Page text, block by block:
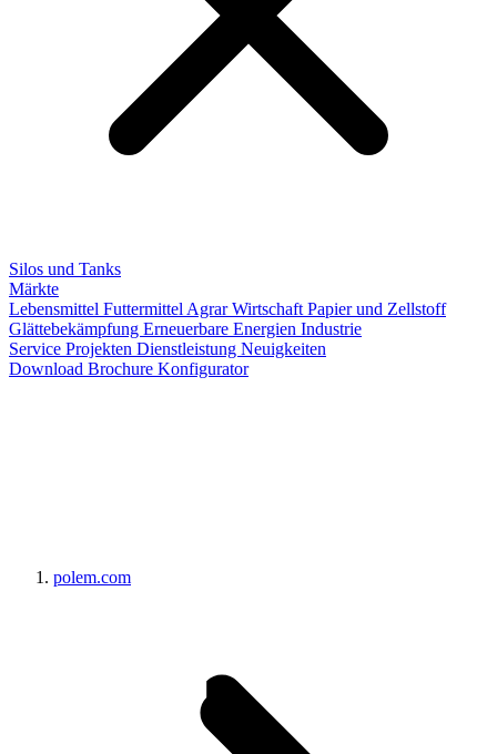
Silos und Tanks
Märkte
Lebensmittel Futtermittel Agrar Wirtschaft Papier und Zellstoff
Glättebekämpfung Erneuerbare Energien Industrie
Service Projekten Dienstleistung Neuigkeiten
Download Brochure Konfigurator
polem.com